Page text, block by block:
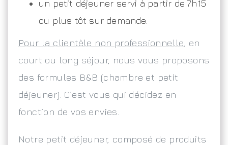
un petit déjeuner servi à partir de 7h15
ou plus tôt sur demande.
Pour la clientèle non professionnelle , en
court ou long séjour, nous vous proposons
des formules B&B (chambre et petit
déjeuner). C’est vous qui décidez en
fonction de vos envies.
Notre petit déjeuner, composé de produits